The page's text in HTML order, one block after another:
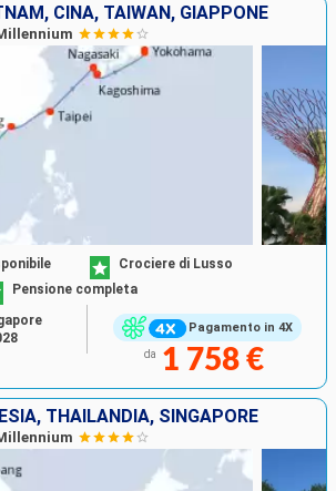
CINA, TAIWAN, GIAPPONE
Pagamento in 4X
Crociere di Lusso
Pensione completa
da 1 758 €
THAILANDIA, SINGAPORE